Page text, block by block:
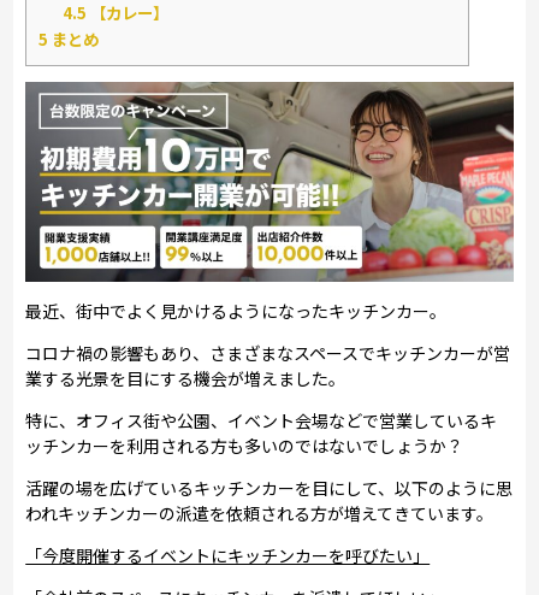
4.5 【カレー】
5 まとめ
最近、街中でよく見かけるようになったキッチンカー。
コロナ禍の影響もあり、さまざまなスペースでキッチンカーが営
業する光景を目にする機会が増えました。
特に、オフィス街や公園、イベント会場などで営業しているキ
ッチンカーを利用される方も多いのではないでしょうか？
活躍の場を広げているキッチンカーを目にして、以下のように思
われキッチンカーの派遣を依頼される方が増えてきています。
「今度開催するイベントにキッチンカーを呼びたい」